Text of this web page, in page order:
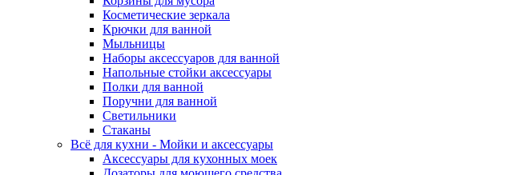
Косметические зеркала
Крючки для ванной
Мыльницы
Наборы аксессуаров для ванной
Напольные стойки аксессуары
Полки для ванной
Поручни для ванной
Светильники
Стаканы
Всё для кухни - Мойки и аксессуары
Аксессуары для кухонных моек